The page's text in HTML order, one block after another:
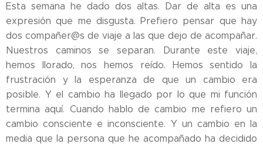
Esta semana he dado dos altas. Dar de alta es una
expresión que me disgusta. Prefiero pensar que hay
dos compañer@s de viaje a las que dejo de acompañar.
Nuestros caminos se separan. Durante este viaje,
hemos llorado, nos hemos reído. Hemos sentido la
frustración y la esperanza de que un cambio era
posible. Y el cambio ha llegado por lo que mi función
termina aquí. Cuando hablo de cambio me refiero un
cambio consciente e inconsciente. Y un cambio en la
media que la persona que he acompañado ha decidido